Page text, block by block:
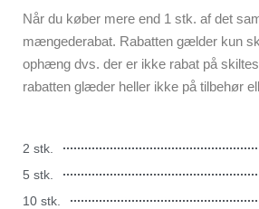
Når du køber mere end 1 stk. af det
mængederabat. Rabatten gælder kun
ophæng dvs. der er ikke rabat på
rabatten glæder heller ikke på tilbehør
2 stk.
5 stk.
10 stk.